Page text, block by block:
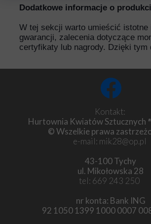
Dodatkowe informacje o
W tej sekcji warto umieścić istotne
gwarancji, zalecenia dotyczące
certyfikaty lub nagrody. Dzięki tym
Kontakt:
Hurtownia Kwiatów Sztucznych
© Wszelkie prawa
e-mail: mik28@op.pl
43-100 Tychy
ul. Mikołowska 28
tel: 669 243 250
nr konta: Bank ING
92 1050 1399 1000 0007